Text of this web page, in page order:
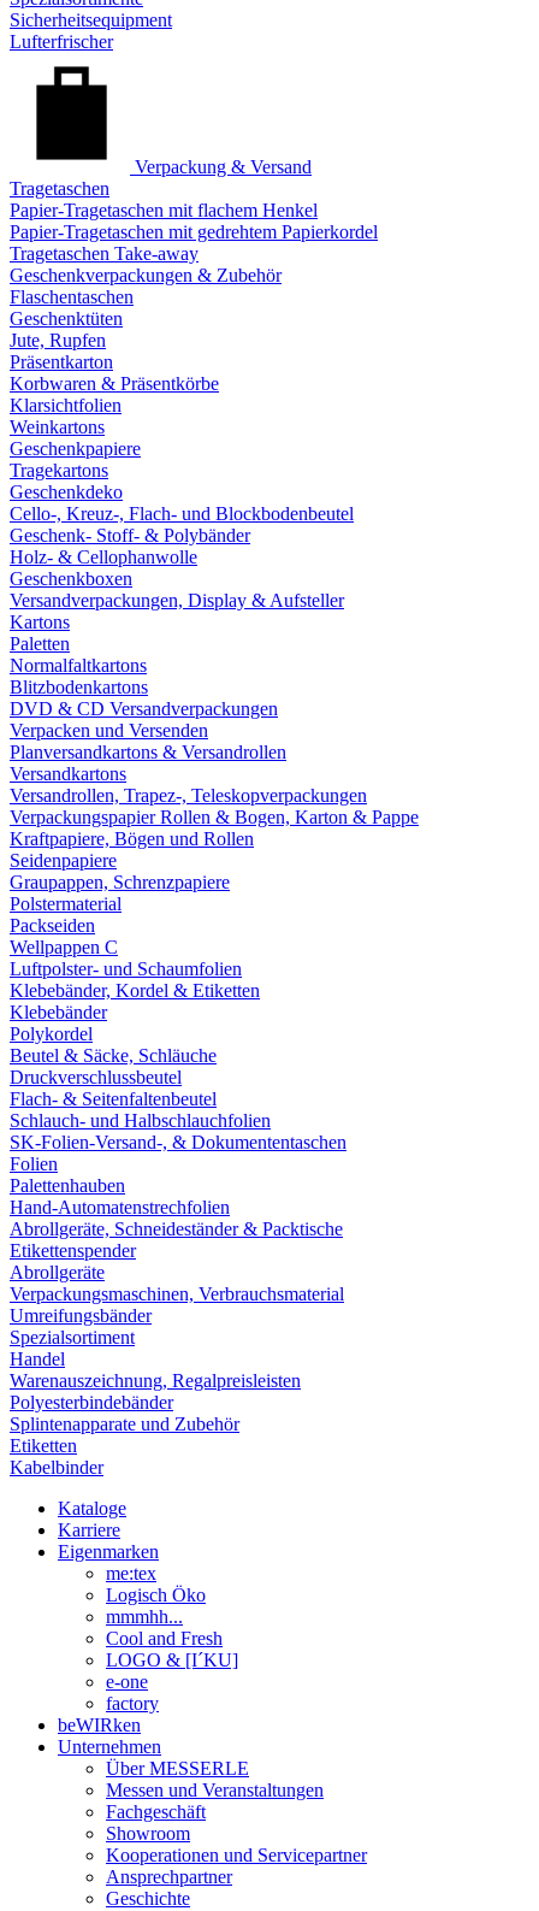
Sicherheitsequipment
Lufterfrischer
Verpackung & Versand
Tragetaschen
Papier-Tragetaschen mit flachem Henkel
Papier-Tragetaschen mit gedrehtem Papierkordel
Tragetaschen Take-away
Geschenkverpackungen & Zubehör
Flaschentaschen
Geschenktüten
Jute, Rupfen
Präsentkarton
Korbwaren & Präsentkörbe
Klarsichtfolien
Weinkartons
Geschenkpapiere
Tragekartons
Geschenkdeko
Cello-, Kreuz-, Flach- und Blockbodenbeutel
Geschenk- Stoff- & Polybänder
Holz- & Cellophanwolle
Geschenkboxen
Versandverpackungen, Display & Aufsteller
Kartons
Paletten
Normalfaltkartons
Blitzbodenkartons
DVD & CD Versandverpackungen
Verpacken und Versenden
Planversandkartons & Versandrollen
Versandkartons
Versandrollen, Trapez-, Teleskopverpackungen
Verpackungspapier Rollen & Bogen, Karton & Pappe
Kraftpapiere, Bögen und Rollen
Seidenpapiere
Graupappen, Schrenzpapiere
Polstermaterial
Packseiden
Wellpappen C
Luftpolster- und Schaumfolien
Klebebänder, Kordel & Etiketten
Klebebänder
Polykordel
Beutel & Säcke, Schläuche
Druckverschlussbeutel
Flach- & Seitenfaltenbeutel
Schlauch- und Halbschlauchfolien
SK-Folien-Versand-, & Dokumententaschen
Folien
Palettenhauben
Hand-Automatenstrechfolien
Abrollgeräte, Schneideständer & Packtische
Etikettenspender
Abrollgeräte
Verpackungsmaschinen, Verbrauchsmaterial
Umreifungsbänder
Spezialsortiment
Handel
Warenauszeichnung, Regalpreisleisten
Polyesterbindebänder
Splintenapparate und Zubehör
Etiketten
Kabelbinder
Kataloge
Karriere
Eigenmarken
me:tex
Logisch Öko
mmmhh...
Cool and Fresh
LOGO & [I´KU]
e-one
factory
beWIRken
Unternehmen
Über MESSERLE
Messen und Veranstaltungen
Fachgeschäft
Showroom
Kooperationen und Servicepartner
Ansprechpartner
Geschichte